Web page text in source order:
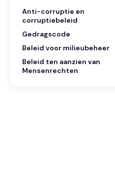
Anti-corruptie en
corruptiebeleid
Gedragscode
Beleid voor milieubeheer
Beleid ten aanzien van
Mensenrechten